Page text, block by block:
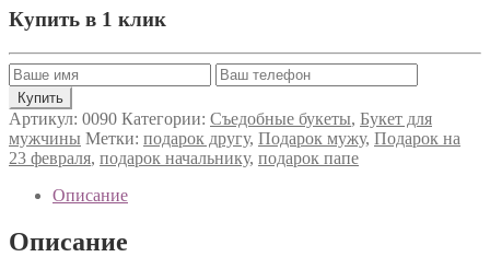
Купить в 1 клик
Артикул: 0090 Категории: Съедобные букеты, Букет для
мужчины Метки: подарок другу, Подарок мужу, Подарок на
23 февраля, подарок начальнику, подарок папе
Описание
Описание